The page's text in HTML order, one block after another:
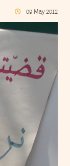
09 May 2012